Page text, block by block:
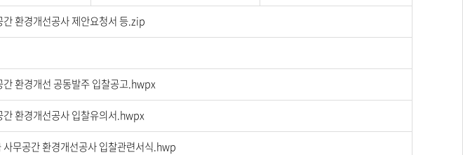
환경개선공사 제안요청서 등.zip
환경개선 공동발주 입찰공고.hwpx
환경개선공사 입찰유의서.hwpx
무공간 환경개선공사 입찰관련서식.hwp